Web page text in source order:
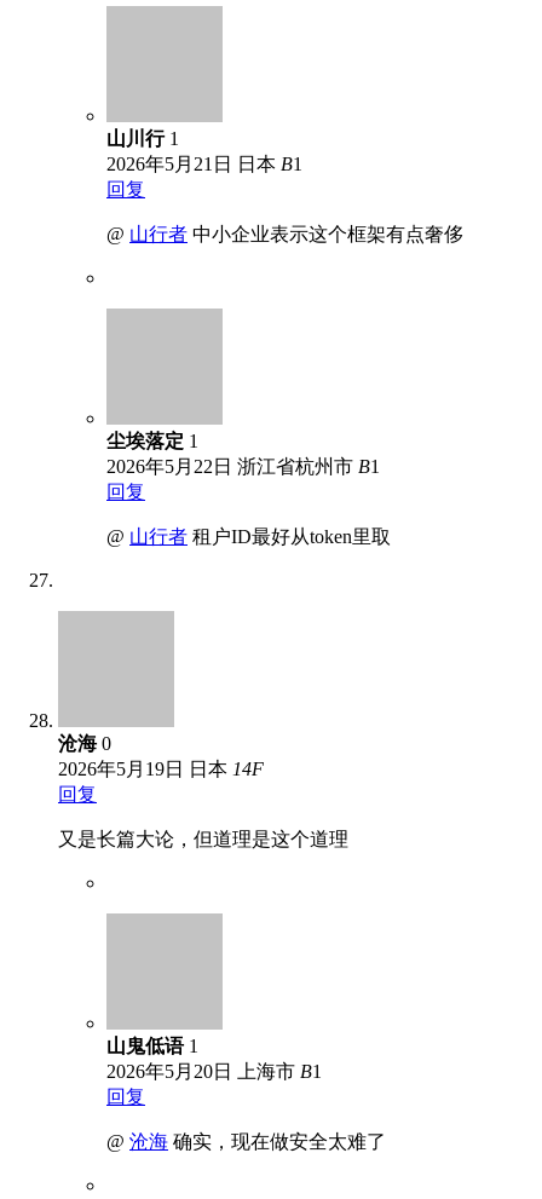
山川行 1
2026年5月21日
日本 B1
回复
@ 山行者 中小企业表示这个框架有点奢侈
尘埃落定 1
2026年5月22日 浙江省杭州市 B1
回复
@ 山行者 租户ID最好从token里取
沧海 0
2026年5月19日
日本 14F
回复
又是长篇大论，但道理是这个道理
山鬼低语 1
2026年5月20日
上海市 B1
回复
@ 沧海 确实，现在做安全太难了